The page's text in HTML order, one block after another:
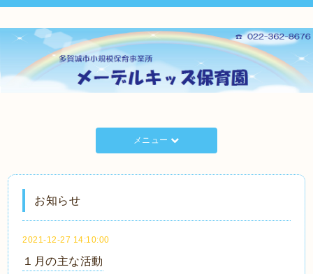
メニュー
お知らせ
2021-12-27 14:10:00
１月の主な活動